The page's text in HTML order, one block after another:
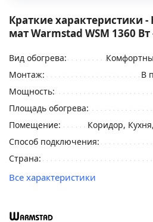
Краткие характеристики
мат Warmstad WSM 1360
Вид обогрева:
Монтаж:
В
Мощность:
Площадь обогрева:
Помещение:
Коридор,
Способ подключения:
Страна:
Все характеристики